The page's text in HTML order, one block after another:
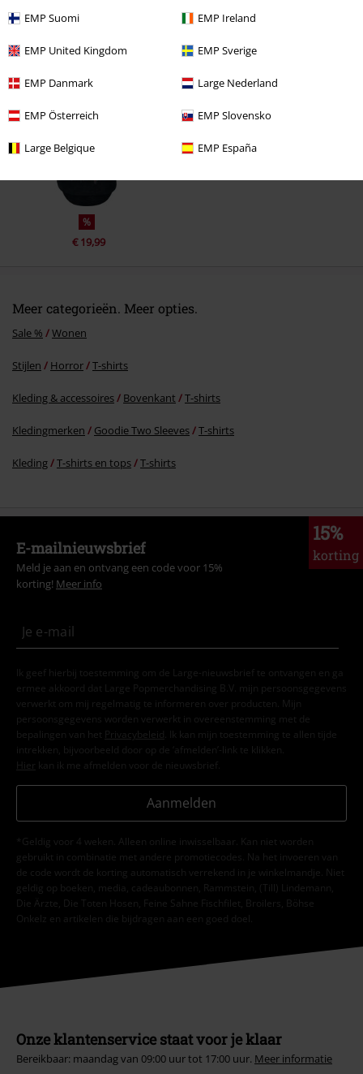
EMP Suomi EMP Ireland
EMP United Kingdom EMP Sverige
EMP Danmark Large Nederland
EMP Österreich EMP Slovensko
Large Belgique EMP España
Laatst bezocht
%
€ 19,99
Meer categorieën. Meer opties.
Sale % Wonen
Stijlen Horror T-shirts
Kleding & accessoires Bovenkant T-shirts
Kledingmerken Goodie Two Sleeves T-shirts
Kleding T-shirts en tops T-shirts
15%
korting
E-mailnieuwsbrief
Meld je aan en ontvang een code voor 15%
korting! Meer info
Ik geef hierbij toestemming om de Large-nieuwsbrief te ontvangen en ga
ermee akkoord dat Large Popmerchandising B.V. mijn persoonsgegevens
verwerkt om mij regelmatig te informeren over producten. Mijn
persoonsgegevens worden verwerkt in overeenstemming met de
bepalingen van het
Privacybeleid . Ik kan mijn toestemming te allen tijde
intrekken, bijvoorbeeld door op de ‘afmelden’-link te klikken.
Hier kan ik me afmelden voor de nieuwsbrief.
Aanmelden
*Geldig voor 4 weken. Alleen online inwisselbaar. Kan niet worden
gebruikt in combinatie met andere promotiecodes. Na het invoeren van
de code wordt de korting automatisch verrekend in je winkelmandje. Niet
geldig op boeken, media, cadeaubonnen, Rammstein, (Till) Lindemann,
Die Ärzte, Die Toten Hosen, Feine Sahne Fischfilet, Broilers, Böhse
Onkelz en artikelen die bijdragen aan een goed doel.
Onze klantenservice staat voor je klaar
Bereikbaar: maandag van 09:00 uur tot 17:00 uur. Meer informatie